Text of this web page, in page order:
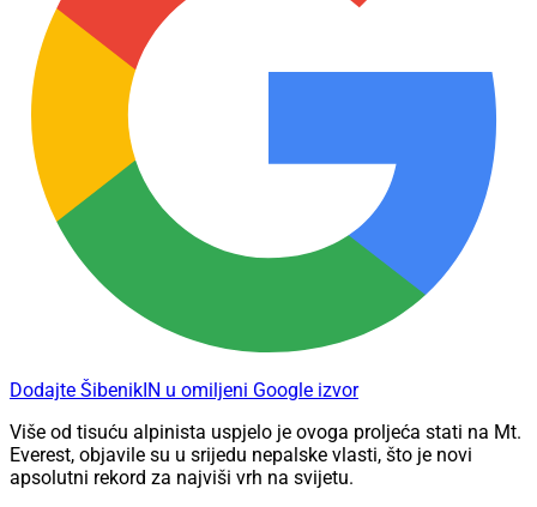
Dodajte ŠibenikIN u omiljeni Google izvor
Više od tisuću alpinista uspjelo je ovoga proljeća stati na Mt.
Everest, objavile su u srijedu nepalske vlasti, što je novi
apsolutni rekord za najviši vrh na svijetu.